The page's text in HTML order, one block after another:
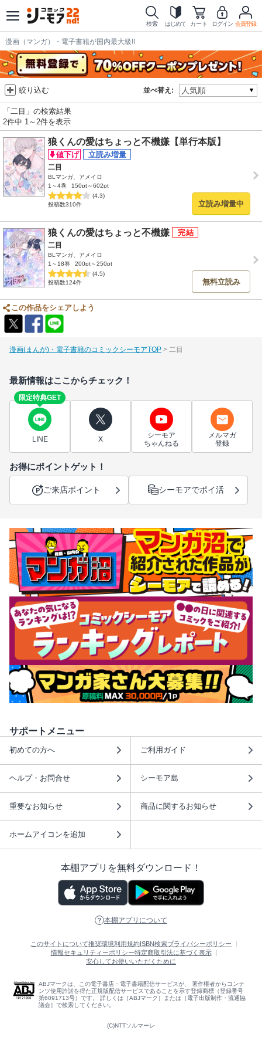
検索 はじめて カート ログイン 会員登録
漫画（マンガ）・電子書籍が国内最大級!!
並べ替え:
絞り込む
「二目」の検索結果
2件中 1～2件を表示
狼くんの愛はちょっと不機嫌【単行本版】
二目
BLマンガ、アメイロ
1～4巻
150pt～602pt
(4.3)
投稿数310件
立読み増量中
狼くんの愛はちょっと不機嫌
二目
BLマンガ、アメイロ
1～18巻
200pt～250pt
(4.5)
投稿数124件
無料立読み
この作品をシェアしよう
漫画(まんが)・電子書籍のコミックシーモアTOP 二目
最新情報はここからチェック！
限定特典GET
LINE X
シーモア
ちゃんねる
メルマガ
登録
お得にポイントゲット！
ご来店ポイント シーモアでポイ活
サポートメニュー
初めての方へ ご利用ガイド
ヘルプ・お問合せ シーモア島
重要なお知らせ 商品に関するお知らせ
ホームアイコンを追加
本棚アプリを無料ダウンロード！
本棚アプリについて
このサイトについて推奨環境利用規約ISBN検索プライバシーポリシー
情報セキュリティーポリシー特定商取引法に基づく表示
安心してお使いいただくために
ABJマークは、この電子書店・電子書籍配信サービスが、 著作権者からコンテ
ンツ使用許諾を得た正規版配信サービスであることを示す登録商標（登録番号
第6091713号）です。 詳しくは［ABJマーク］または［電子出版制作・流通協
議会］で検索してください。
(C)NTTソルマーレ